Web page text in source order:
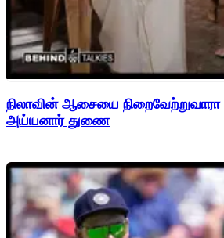
நிலாவின் ஆசையை
அய்யனார் துணை